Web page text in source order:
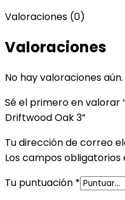
Valoraciones (0)
Valoraciones
No hay valoraciones aún.
Sé el primero en valorar
Driftwood Oak 3”
Tu dirección de correo
Los campos
Tu puntuación *